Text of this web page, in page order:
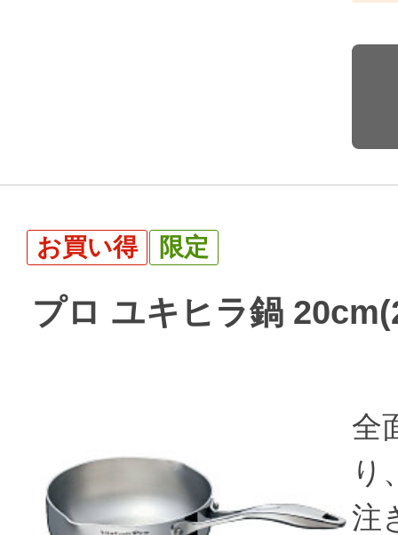
お買い得 限定
プロ ユキヒラ鍋
全
り
注